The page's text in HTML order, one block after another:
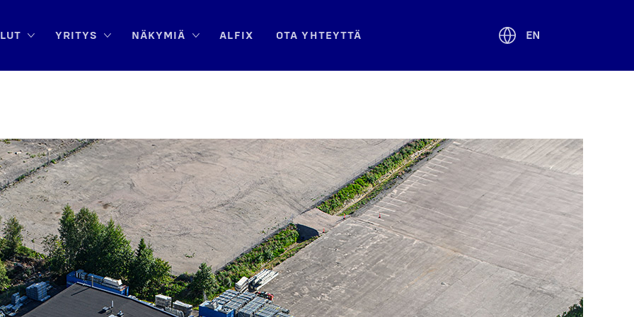
YRI­TYS NÄKY­MIÄ ALFIX OTA YHTEYT­TÄ EN